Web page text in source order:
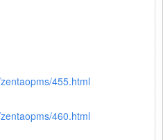
455.html
460.html